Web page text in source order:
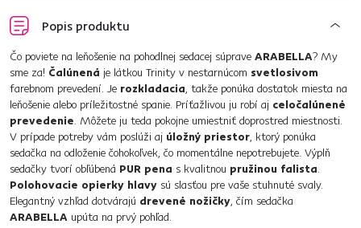
Popis produktu
Čo poviete na leňošenie na pohodlnej sedacej súprave ARABELLA? My
sme za! Čalúnená je látkou Trinity v nestarnúcom svetlosivom
farebnom prevedení. Je rozkladacia, takže ponúka dostatok miesta na
leňošenie alebo príležitostné spanie. Príťažlivou ju robí aj celočalúnené
prevedenie. Môžete ju teda pokojne umiestniť doprostred miestnosti.
V prípade potreby vám poslúži aj úložný priestor, ktorý ponúka
sedačka na odloženie čohokoľvek, čo momentálne nepotrebujete. Výplň
sedačky tvorí obľúbená PUR pena s kvalitnou pružinou falista.
Polohovacie opierky hlavy sú slasťou pre vaše stuhnuté svaly.
Elegantný vzhľad dotvárajú drevené nožičky, čím sedačka
ARABELLA upúta na prvý pohľad.